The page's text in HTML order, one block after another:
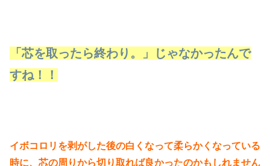
「芯を取ったら終わり。」じゃなかったんで
すね！！
イボコロリを剥がした後の白くなって柔らかくなっている
時に、芯の周りから切り取れば良かったのかもしれません